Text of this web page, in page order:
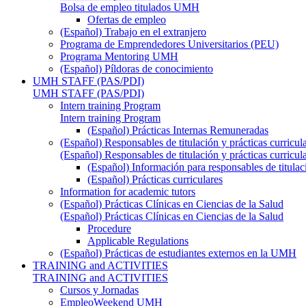
Bolsa de empleo titulados UMH
Ofertas de empleo
(Español) Trabajo en el extranjero
Programa de Emprendedores Universitarios (PEU)
Programa Mentoring UMH
(Español) Píldoras de conocimiento
UMH STAFF (PAS/PDI)
UMH STAFF (PAS/PDI)
Intern training Program
Intern training Program
(Español) Prácticas Internas Remuneradas
(Español) Responsables de titulación y prácticas
(Español) Responsables de titulación y prácticas
(Español) Información para responsables de
(Español) Prácticas curriculares
Information for academic tutors
(Español) Prácticas Clínicas en Ciencias de la Salud
(Español) Prácticas Clínicas en Ciencias de la Salud
Procedure
Applicable Regulations
(Español) Prácticas de estudiantes externos en la UMH
TRAINING and ACTIVITIES
TRAINING and ACTIVITIES
Cursos y Jornadas
EmpleoWeekend UMH